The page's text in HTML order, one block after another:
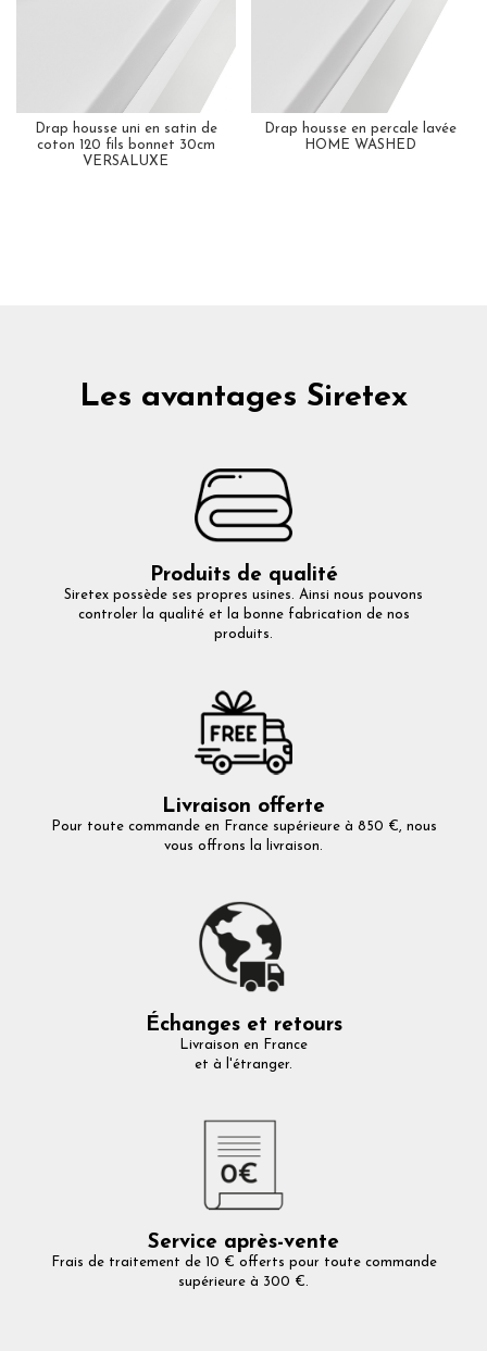
Drap housse uni en satin de
coton 120 fils bonnet 30cm
VERSALUXE
Drap housse en percale lavée
HOME WASHED
Les avantages Siretex
Produits de qualité
Siretex possède ses propres usines. Ainsi nous pouvons
controler la qualité et la bonne fabrication de nos
produits.
Livraison offerte
Pour toute commande en France supérieure à 850 €, nous
vous offrons la livraison.
Échanges et retours
Livraison en France
et à l'étranger.
Service après-vente
Frais de traitement de 10 € offerts pour toute commande
supérieure à 300 €.